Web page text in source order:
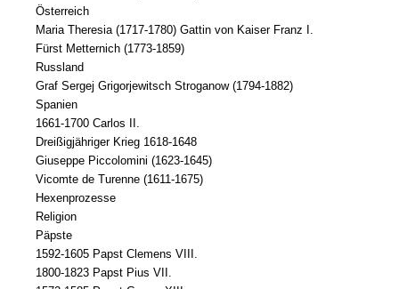
Österreich
Maria Theresia (1717-1780) Gattin von Kaiser Franz I.
Fürst Metternich (1773-1859)
Russland
Graf Sergej Grigorjewitsch Stroganow (1794-1882)
Spanien
1661-1700 Carlos II.
Dreißigjähriger Krieg 1618-1648
Giuseppe Piccolomini (1623-1645)
Vicomte de Turenne (1611-1675)
Hexenprozesse
Religion
Päpste
1592-1605 Papst Clemens VIII.
1800-1823 Papst Pius VII.